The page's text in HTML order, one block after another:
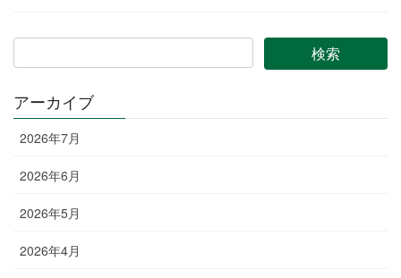
アーカイブ
2026年7月
2026年6月
2026年5月
2026年4月